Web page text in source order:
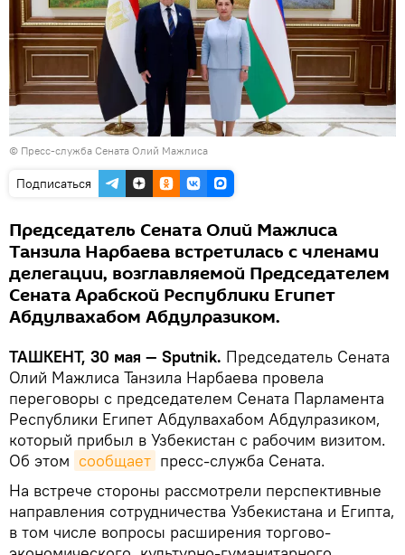
© Пресс-служба Сената Олий Мажлиса
Подписаться
Председатель Сената Олий Мажлиса
Танзила Нарбаева встретилась с членами
делегации, возглавляемой Председателем
Сената Арабской Республики Египет
Абдулвахабом Абдулразиком.
ТАШКЕНТ, 30 мая — Sputnik. Председатель Сената
Олий Мажлиса Танзила Нарбаева провела
переговоры с председателем Сената Парламента
Республики Египет Абдулвахабом Абдулразиком,
который прибыл в Узбекистан с рабочим визитом.
Об этом сообщает пресс-служба Сената.
На встрече стороны рассмотрели перспективные
направления сотрудничества Узбекистана и Египта,
в том числе вопросы расширения торгово-